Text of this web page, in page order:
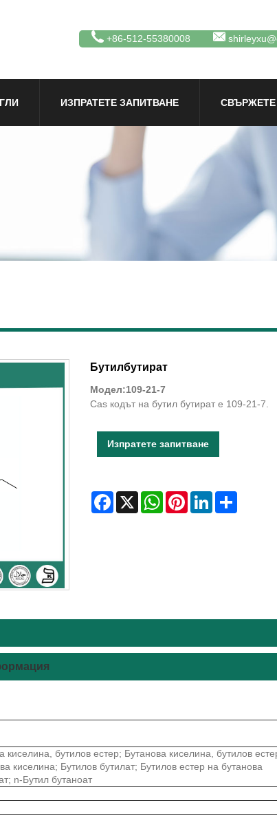
+86-512-55380008
ИЗПРАТЕТЕ ЗАПИТВАНЕ СВЪРЖЕТЕ
Бутилбутират
Модел:109-21-7
Cas кодът на бутил бутират е 109-21-7.
Изпратете запитване
Facebook
X WhatsAppPinterestLinkedInShare
киселина, бутилов естер; Бутанова киселина, бутилов
киселина; Бутилов бутилат; Бутилов естер на бутанова
n-Бутил бутаноат